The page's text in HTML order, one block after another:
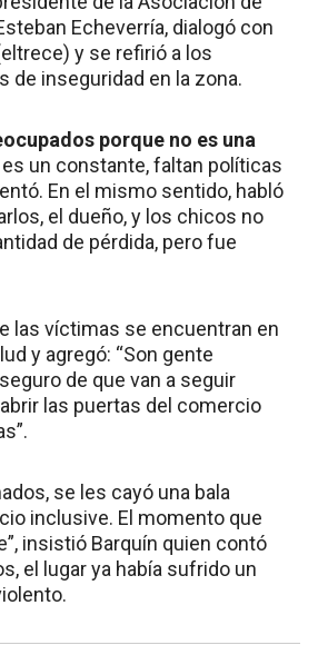
Echeverría, dialogó con
y se refirió a los
de inseguridad en la zona.
porque no es una
es un constante, faltan políticas
En el mismo sentido, habló
el dueño, y los chicos no
de pérdida, pero fue
las víctimas se encuentran en
y agregó: “Son gente
de que van a seguir
las puertas del comercio
se les cayó una bala
inclusive. El momento que
insistió Barquín quien contó
el lugar ya había sufrido un